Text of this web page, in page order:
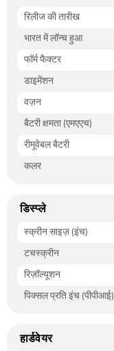
रिलीज की तारीख
भारत में लॉन्च हुआ
फॉर्म फैक्टर
डाइमेंशन
वज़न
बैटरी क्षमता (एमएएच)
रीमूवेबल बैटरी
कलर
डिस्प्ले
स्क्रीन साइज़ (इंच)
टचस्क्रीन
रिज़ॉल्यूशन
पिक्सल प्रति इंच (पीपीआई)
हार्डवेयर